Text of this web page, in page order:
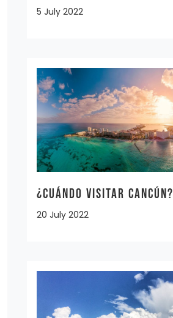
5 July 2022
¿Cuándo visitar Cancún?
20 July 2022